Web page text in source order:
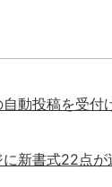
動投稿を受付
新書式22点が